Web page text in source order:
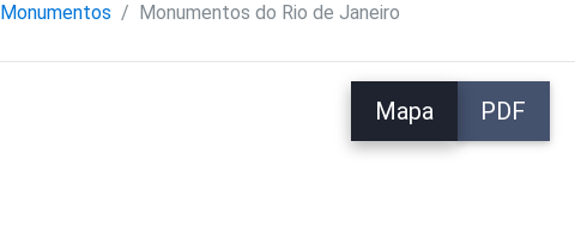
Monumentos Monumentos do Rio de Janeiro
Mapa PDF